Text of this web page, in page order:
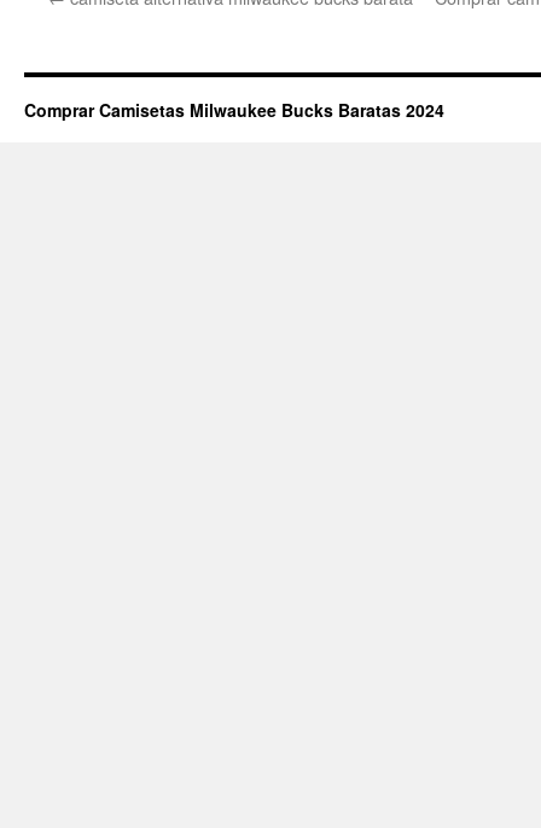
Comprar Camisetas Milwaukee Bucks Baratas 2024